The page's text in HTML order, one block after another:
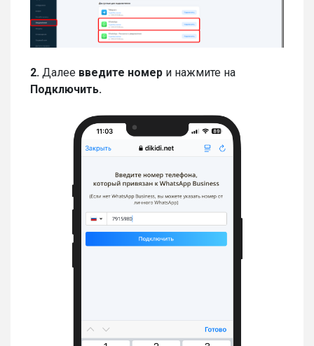
2. Далее введите номер и нажмите на
Подключить.